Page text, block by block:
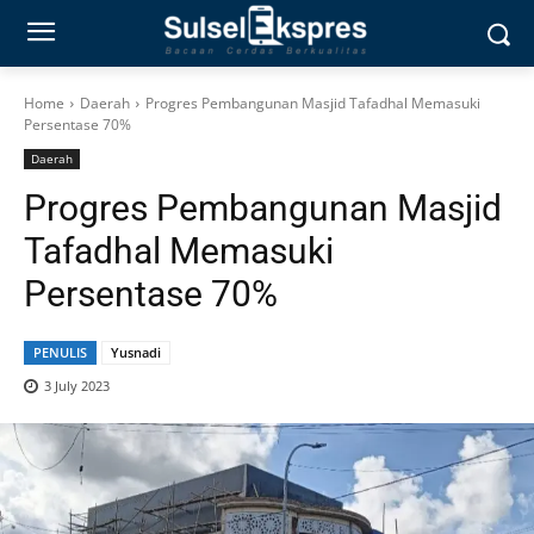
Home Daerah
Progres Pembangunan Masjid Tafadhal Memasuki
Persentase 70%
Daerah
Progres Pembangunan Masjid
Tafadhal Memasuki
Persentase 70%
PENULIS
Yusnadi
3 July 2023